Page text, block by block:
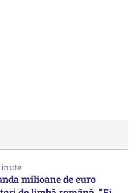
milioane de euro